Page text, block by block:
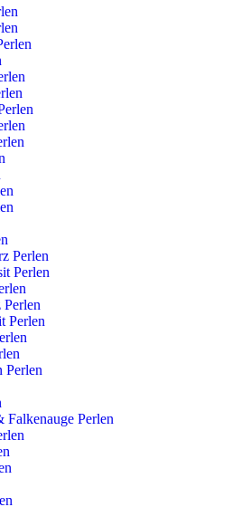
Perlen
Perlen
Perlen
Perlen
Perlen
Falkenauge Perlen